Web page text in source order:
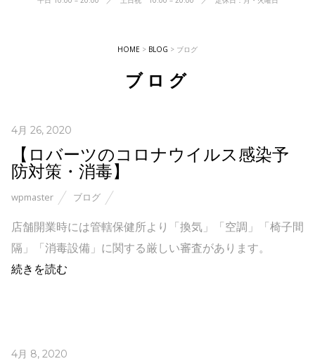
HOME > BLOG > ブログ
ブログ
4月 26, 2020
【ロバーツのコロナウイルス感染予
防対策・消毒】
wpmaster ブログ
店舗開業時には管轄保健所より「換気」「空調」「椅子間
隔」「消毒設備」に関する厳しい審査があります。
続きを読む
4月 8, 2020